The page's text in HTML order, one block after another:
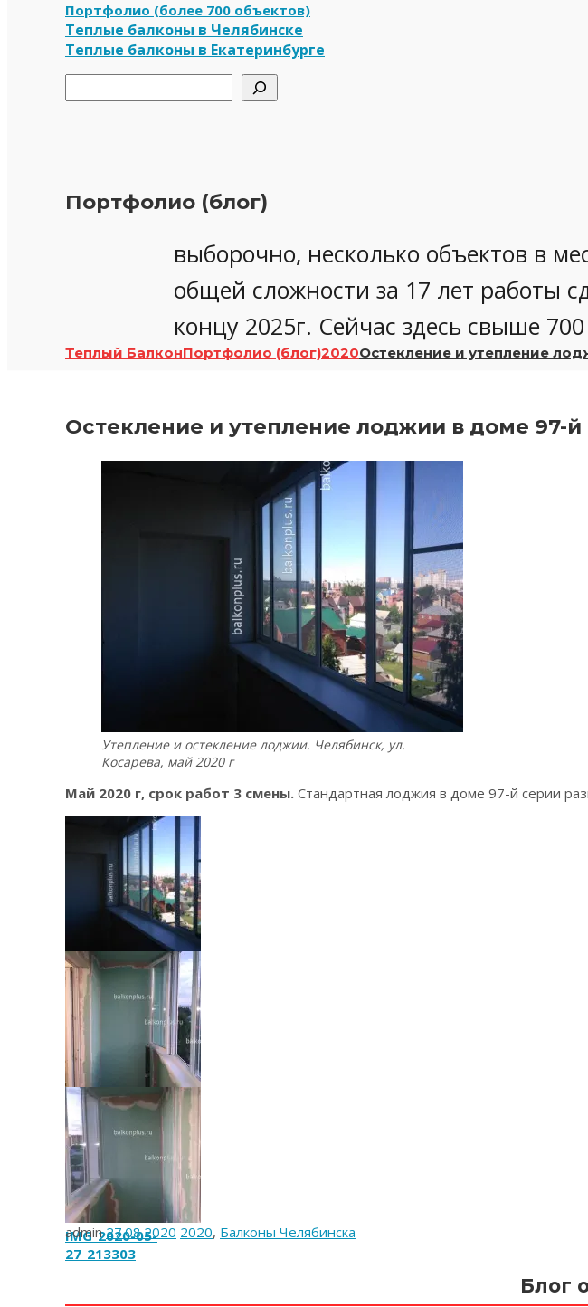
Портфолио (более 700 объектов)
Теплые балконы в Челябинске
Теплые балконы в Екатеринбурге
Портфолио (блог)
выборочно, несколько объектов в
общей сложности за 17 лет работы
концу 2025г. Сейчас здесь свыше
Теплый БалконПортфолио (блог)2020Остекление и утепление
Остекление и утепление лоджии в доме 97-й
Утепление и остекление лоджии. Челябинск, ул.
Косарева, май 2020 г
Май 2020 г, срок работ 3 смены. Стандартная лоджия в доме 97-й серии
IMG_2020-05-
26_094223
IMG_2020-05-
27_213254
IMG_2020-05-
27_213303
admin 27.08.2020 2020, Балконы Челябинска
Блог